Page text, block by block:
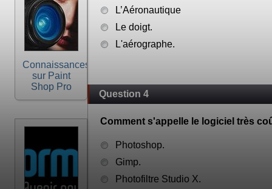
Connaissances
sur Paint
Shop Pro
L’Aéronautique
Le doigt.
L'aérographe.
Question 4
Comment s'appelle le logiciel très
Photoshop.
Gimp.
Photofiltre Studio X.